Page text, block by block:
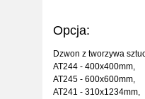
Opcja:
Dzwon z tworzywa
AT244 - 400x400mm,
AT245 - 600x600mm,
AT241 - 310x1234mm,